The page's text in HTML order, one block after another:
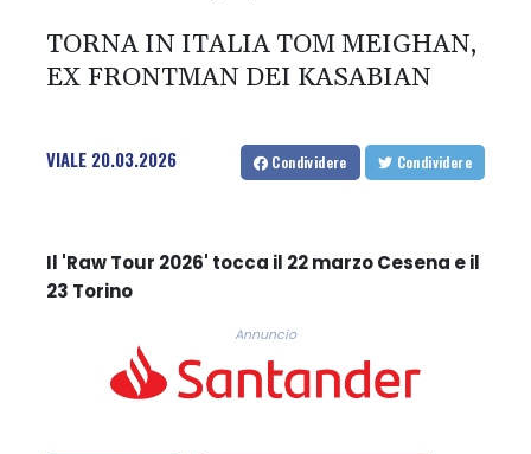
TORNA IN ITALIA TOM MEIGHAN,
EX FRONTMAN DEI KASABIAN
VIALE 20.03.2026 Condividere Condividere
Il 'Raw Tour 2026' tocca il 22 marzo Cesena e il
23 Torino
Annuncio